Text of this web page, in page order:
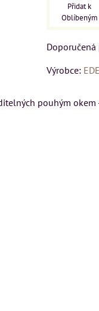
Přidat k
Oblíbeným
Výrobce:
pouhým